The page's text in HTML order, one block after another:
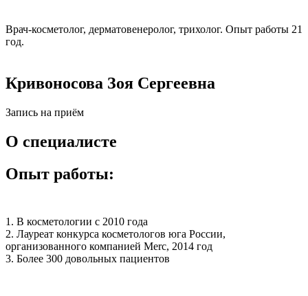
Врач-косметолог, дерматовенеролог, трихолог. Опыт работы 21
год.
Кривоносова Зоя Сергеевна
Запись на приём
О специалисте
Опыт работы:
1. В косметологии с 2010 года
2. Лауреат конкурса косметологов юга России,
организованного компанией Merc, 2014 год
3. Более 300 довольных пациентов